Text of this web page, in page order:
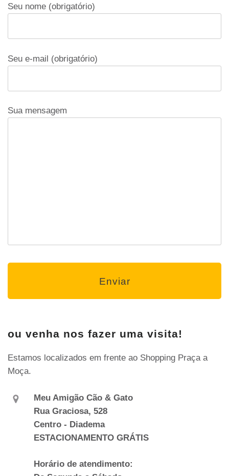
Seu nome (obrigatório)
Seu e-mail (obrigatório)
Sua mensagem
ou venha nos fazer uma visita!
Estamos localizados em frente ao Shopping Praça a
Moça.
Meu Amigão Cão & Gato
Rua Graciosa, 528
Centro - Diadema
ESTACIONAMENTO GRÁTIS
Horário de atendimento: